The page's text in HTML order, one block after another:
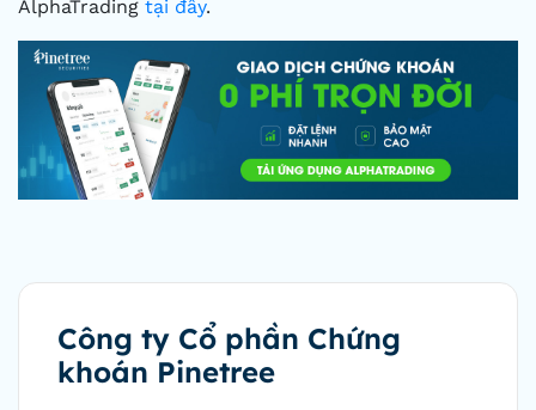
AlphaTrading tại đây.
Công ty Cổ phần Chứng
khoán Pinetree